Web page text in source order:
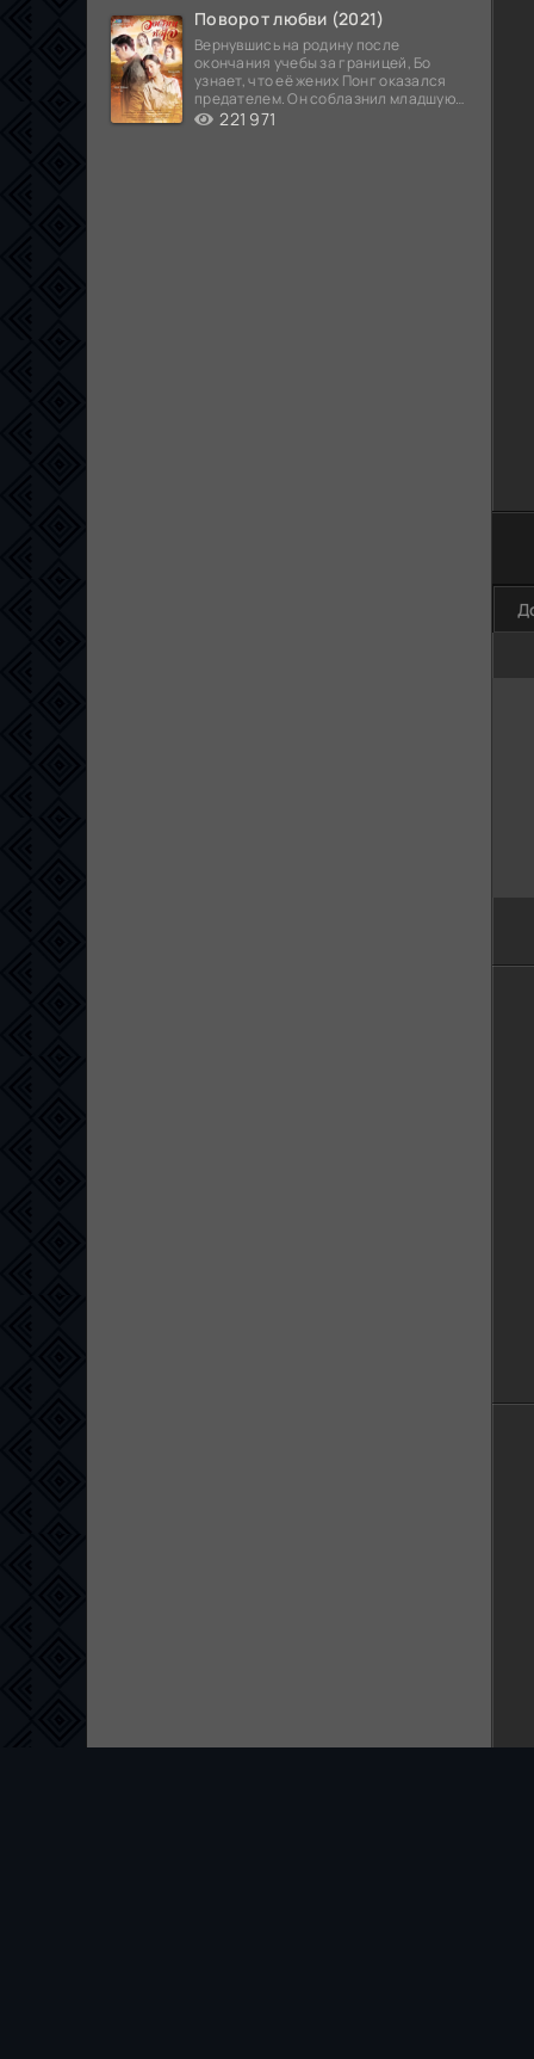
Поворот любви (2021)
Вернувшись на родину после
окончания учебы за границей, Бо
узнает, что её жених Понг оказался
предателем. Он соблазнил младшую
сестру хозяина
221 971